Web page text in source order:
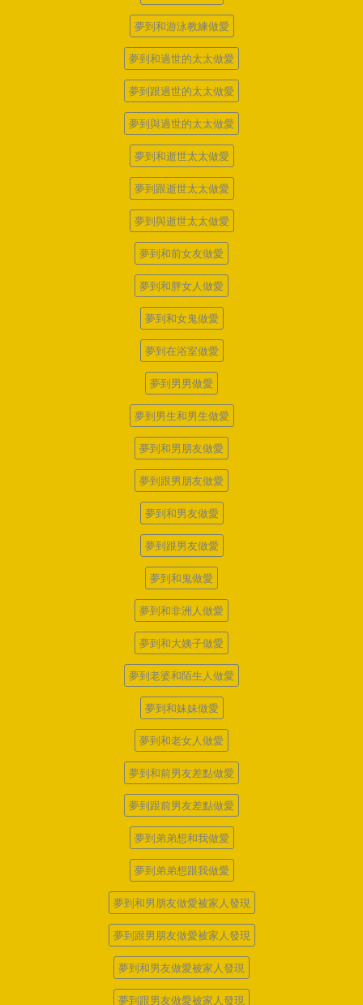
夢到和游泳教練做愛
夢到和過世的太太做愛
夢到跟過世的太太做愛
夢到與過世的太太做愛
夢到和逝世太太做愛
夢到跟逝世太太做愛
夢到與逝世太太做愛
夢到和前女友做愛
夢到和胖女人做愛
夢到和女鬼做愛
夢到在浴室做愛
夢到男男做愛
夢到男生和男生做愛
夢到和男朋友做愛
夢到跟男朋友做愛
夢到和男友做愛
夢到跟男友做愛
夢到和鬼做愛
夢到和非洲人做愛
夢到和大姨子做愛
夢到老婆和陌生人做愛
夢到和妹妹做愛
夢到和老女人做愛
夢到和前男友差點做愛
夢到跟前男友差點做愛
夢到弟弟想和我做愛
夢到弟弟想跟我做愛
夢到和男朋友做愛被家人發現
夢到跟男朋友做愛被家人發現
夢到和男友做愛被家人發現
夢到跟男友做愛被家人發現